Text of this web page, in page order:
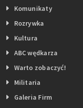
Komunikaty
Rozrywka
Kultura
ABC wędkarza
Warto zobaczyć!
Militaria
Galeria Firm